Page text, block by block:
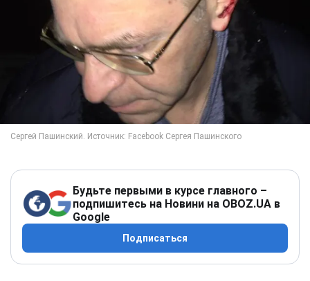
Будьте первыми в курсе главного –
подпишитесь на Новини на OBOZ.UA в
Google
Подписаться